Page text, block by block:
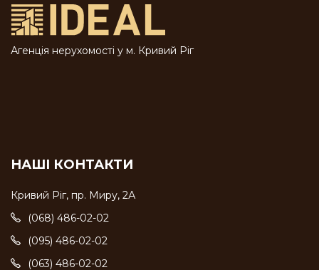
Агенція нерухомості у м. Кривий Ріг
НАШІ КОНТАКТИ
Кривий Ріг, пр. Миру, 2А
(068) 486-02-02
(095) 486-02-02
(063) 486-02-02